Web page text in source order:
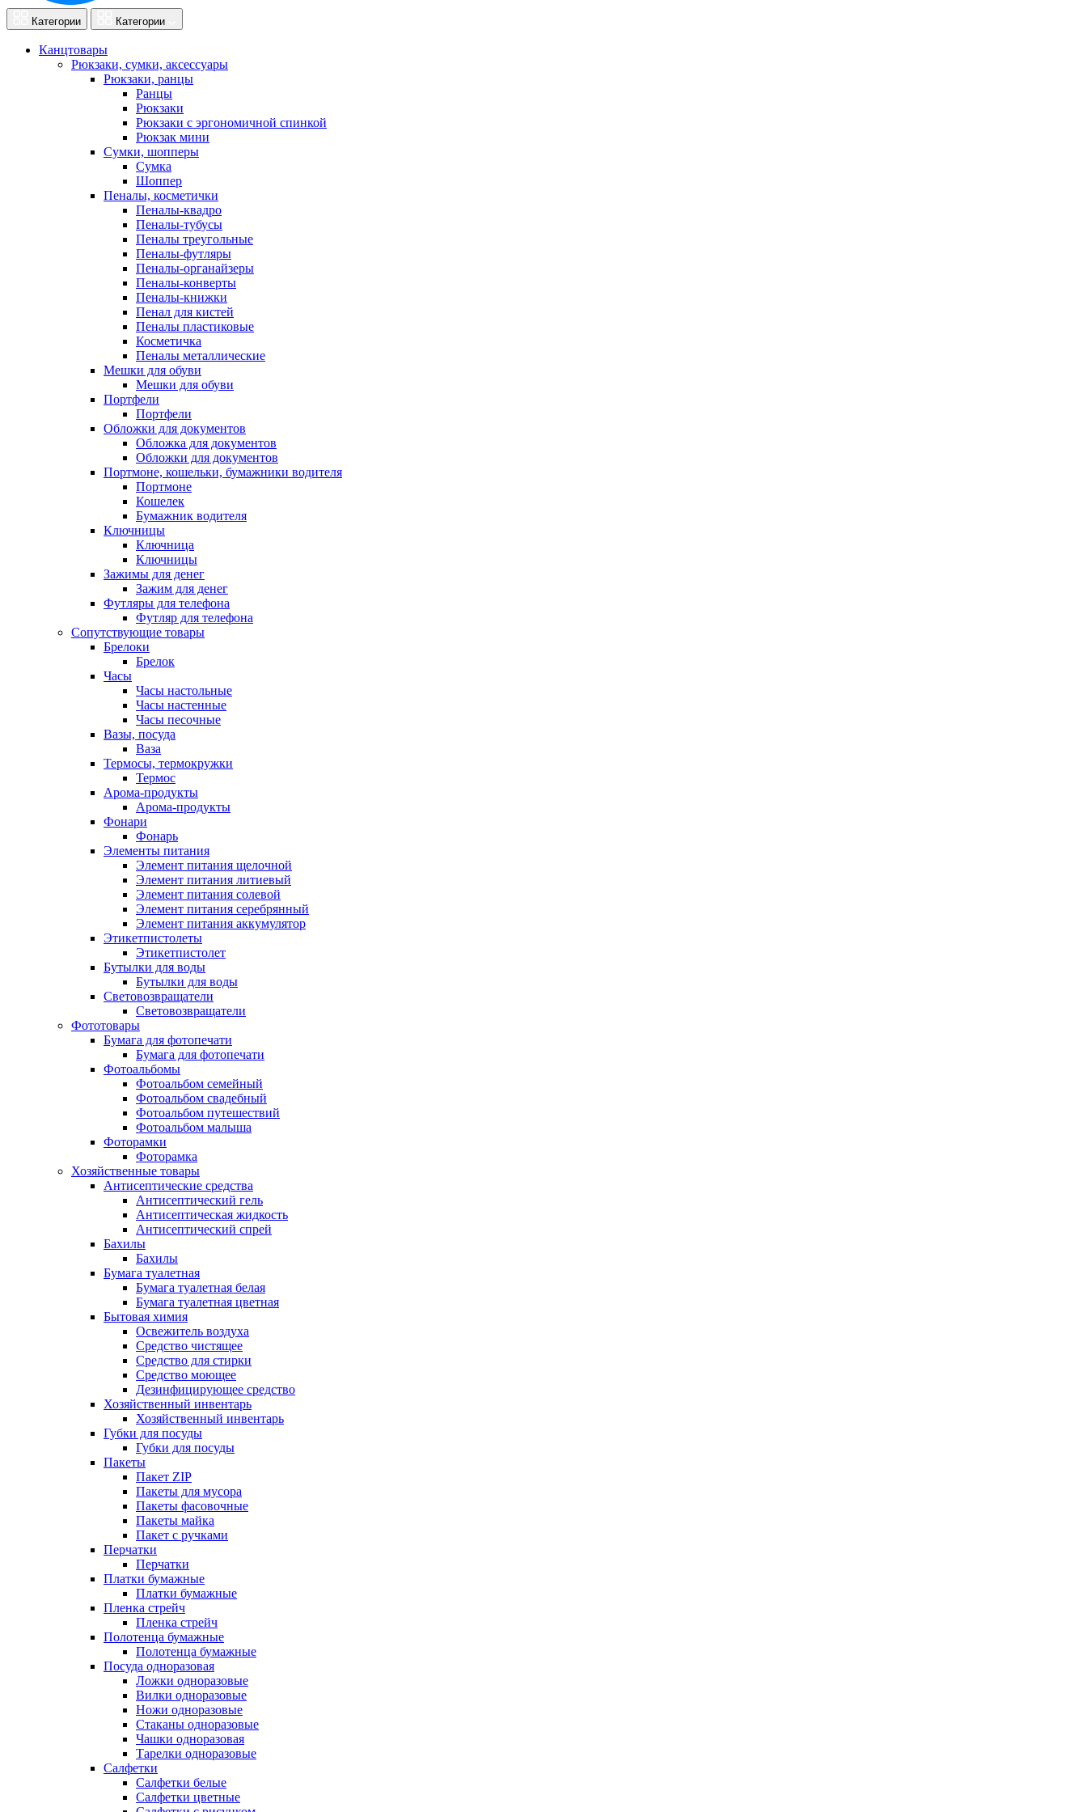
Категории Категории
Канцтовары
Рюкзаки, сумки, аксессуары
Рюкзаки, ранцы
Ранцы
Рюкзаки
Рюкзаки с эргономичной спинкой
Рюкзак мини
Сумки, шопперы
Сумка
Шоппер
Пеналы, косметички
Пеналы-квадро
Пеналы-тубусы
Пеналы треугольные
Пеналы-футляры
Пеналы-органайзеры
Пеналы-конверты
Пеналы-книжки
Пенал для кистей
Пеналы пластиковые
Косметичка
Пеналы металлические
Мешки для обуви
Мешки для обуви
Портфели
Портфели
Обложки для документов
Обложка для документов
Обложки для документов
Портмоне, кошельки, бумажники водителя
Портмоне
Кошелек
Бумажник водителя
Ключницы
Ключница
Ключницы
Зажимы для денег
Зажим для денег
Футляры для телефона
Футляр для телефона
Сопутствующие товары
Брелоки
Брелок
Часы
Часы настольные
Часы настенные
Часы песочные
Вазы, посуда
Ваза
Термосы, термокружки
Термос
Арома-продукты
Арома-продукты
Фонари
Фонарь
Элементы питания
Элемент питания щелочной
Элемент питания литиевый
Элемент питания солевой
Элемент питания серебрянный
Элемент питания аккумулятор
Этикетпистолеты
Этикетпистолет
Бутылки для воды
Бутылки для воды
Световозвращатели
Световозвращатели
Фототовары
Бумага для фотопечати
Бумага для фотопечати
Фотоальбомы
Фотоальбом семейный
Фотоальбом свадебный
Фотоальбом путешествий
Фотоальбом малыша
Фоторамки
Фоторамка
Хозяйственные товары
Антисептические средства
Антисептический гель
Антисептическая жидкость
Антисептический спрей
Бахилы
Бахилы
Бумага туалетная
Бумага туалетная белая
Бумага туалетная цветная
Бытовая химия
Освежитель воздуха
Средство чистящее
Средство для стирки
Средство моющее
Дезинфицирующее средство
Хозяйственный инвентарь
Хозяйственный инвентарь
Губки для посуды
Губки для посуды
Пакеты
Пакет ZIP
Пакеты для мусора
Пакеты фасовочные
Пакеты майка
Пакет с ручками
Перчатки
Перчатки
Платки бумажные
Платки бумажные
Пленка стрейч
Пленка стрейч
Полотенца бумажные
Полотенца бумажные
Посуда одноразовая
Ложки одноразовые
Вилки одноразовые
Ножи одноразовые
Стаканы одноразовые
Чашки одноразовая
Тарелки одноразовые
Салфетки
Салфетки белые
Салфетки цветные